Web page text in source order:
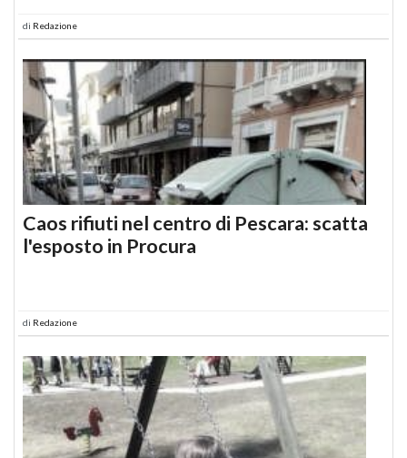
di Redazione
Caos rifiuti nel centro di Pescara: scatta
l'esposto in Procura
di Redazione